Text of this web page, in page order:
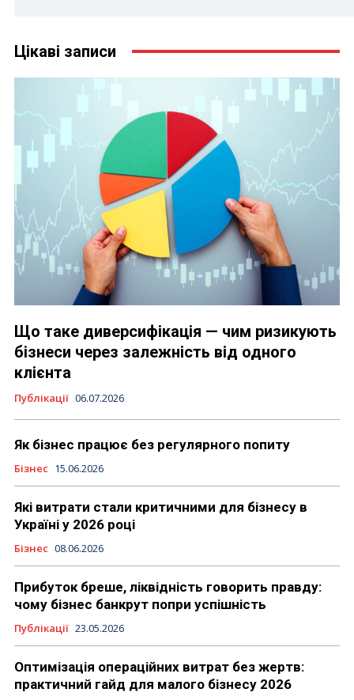
Цікаві записи
Що таке диверсифікація — чим ризикують
бізнеси через залежність від одного
клієнта
Публікації 06.07.2026
Як бізнес працює без регулярного попиту
Бізнес 15.06.2026
Які витрати стали критичними для бізнесу в
Україні у 2026 році
Бізнес 08.06.2026
Прибуток бреше, ліквідність говорить правду:
чому бізнес банкрут попри успішність
Публікації 23.05.2026
Оптимізація операційних витрат без жертв:
практичний гайд для малого бізнесу 2026